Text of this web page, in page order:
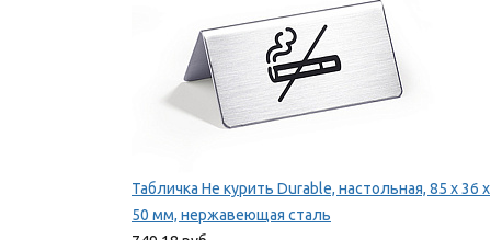
Табличка Не курить Durable, настольная, 85 x 36 x
50 мм, нержавеющая сталь